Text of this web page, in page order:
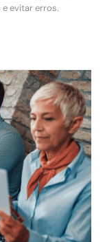
e evitar erros.